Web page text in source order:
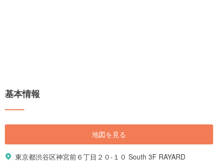
基本情報
地図を見る
東京都渋谷区神宮前６丁目２０-１０ South 3F RAYARD